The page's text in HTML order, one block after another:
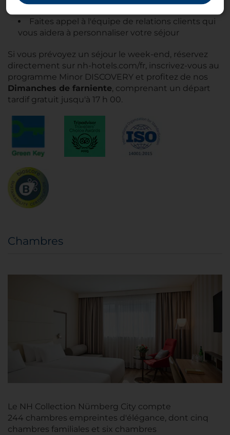
le sauna ou l'espace fitness afin de vous détendre
Faites appel à l'équipe de relations clients qui
vous aidera à personnaliser votre séjour
Si vous prévoyez un séjour le week-end, réservez
directement sur nh-hotels.com/fr, inscrivez-vous au
programme Minor DISCOVERY et profitez de nos
Dimanches de farniente, comprenant un départ
tardif gratuit jusqu'à 17 h 00.
Chambres
Le NH Collection Nümberg City compte
244 chambres empreintes d'élégance, dont cinq
chambres familiales et six chambres